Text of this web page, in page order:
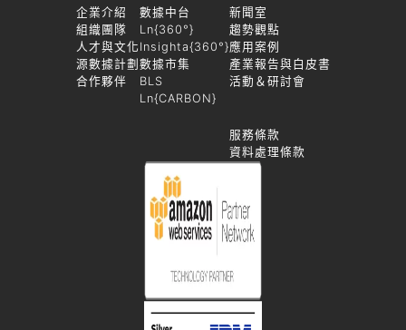
企業介紹
組織團隊
人才與文化
源數據計劃
合作夥伴
數據中台
Ln{360°}
Insighta{360°}
數據市集
BLS
Ln{CARBON}
新聞室
趨勢觀點
應用案例
產業報告與白皮書
活動＆研討會
服務條款
資料處理條款